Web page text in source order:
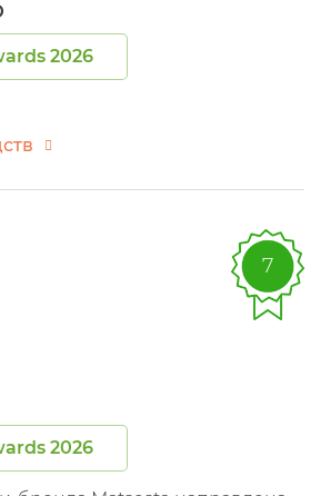
2026
2026
7